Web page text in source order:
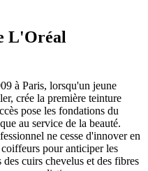
L'Oréal
à Paris, lorsqu'un jeune
crée la première teinture
pose les fondations du
au service de la beauté.
ne cesse d'innover en
pour anticiper les
cuirs chevelus et des fibres